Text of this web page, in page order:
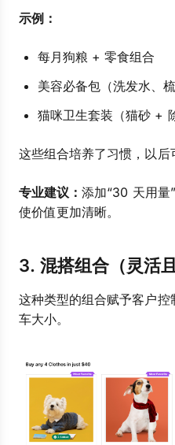
示例：
每月狗粮 + 零食组合
美容必备包（洗发水、
猫咪卫生套装（猫砂 +
这些组合培养了习惯，以后
专业建议：添加“30 天用量
使价值更加清晰。
3. 混搭组合（灵活
这种类型的组合赋予客户
车大小。